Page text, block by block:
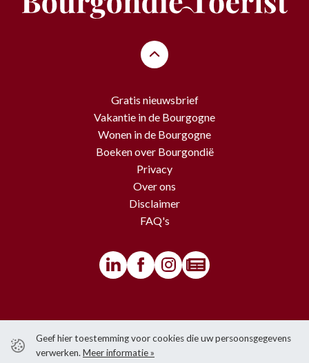
Geef hier toestemming voor cookies die uw persoonsgegevens
verwerken. Meer informatie »
Gratis nieuwsbrief
Vakantie in de Bourgogne
Wonen in de Bourgogne
Boeken over Bourgondië
Privacy
Over ons
Disclaimer
FAQ's
gelden copyrights.
Het is niet toegestaan om iets over te nemen van de website zonder